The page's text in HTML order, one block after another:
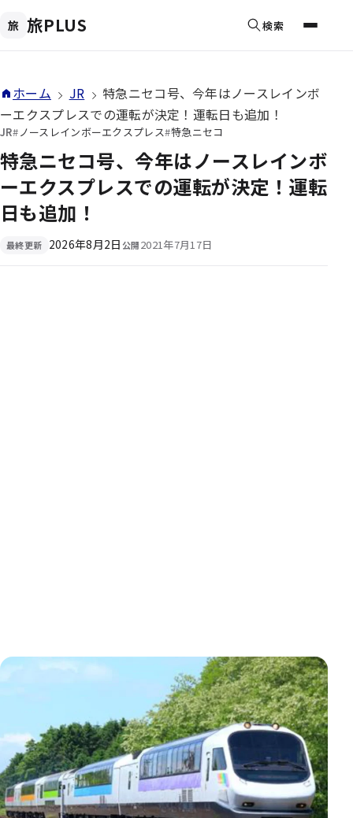
旅 旅PLUS 検索
現在位置
ホーム JR
特急ニセコ号、今年はノースレインボ
ーエクスプレスでの運転が決定！運転日も追加！
JR ノースレインボーエクスプレス 特急ニセコ
特急ニセコ号、今年はノースレインボ
ーエクスプレスでの運転が決定！運転
日も追加！
最終更新 2026年8月2日公開2021年7月17日